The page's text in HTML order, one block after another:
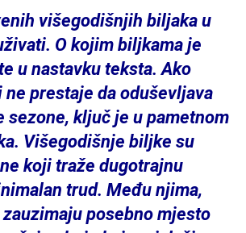
višegodišnjih biljaka u
O kojim biljkama je
u nastavku teksta. Ako
prestaje da oduševljava
sezone, ključ je u pametnom
Višegodišnje biljke su
koji traže dugotrajnu
trud. Među njima,
posebno mjesto